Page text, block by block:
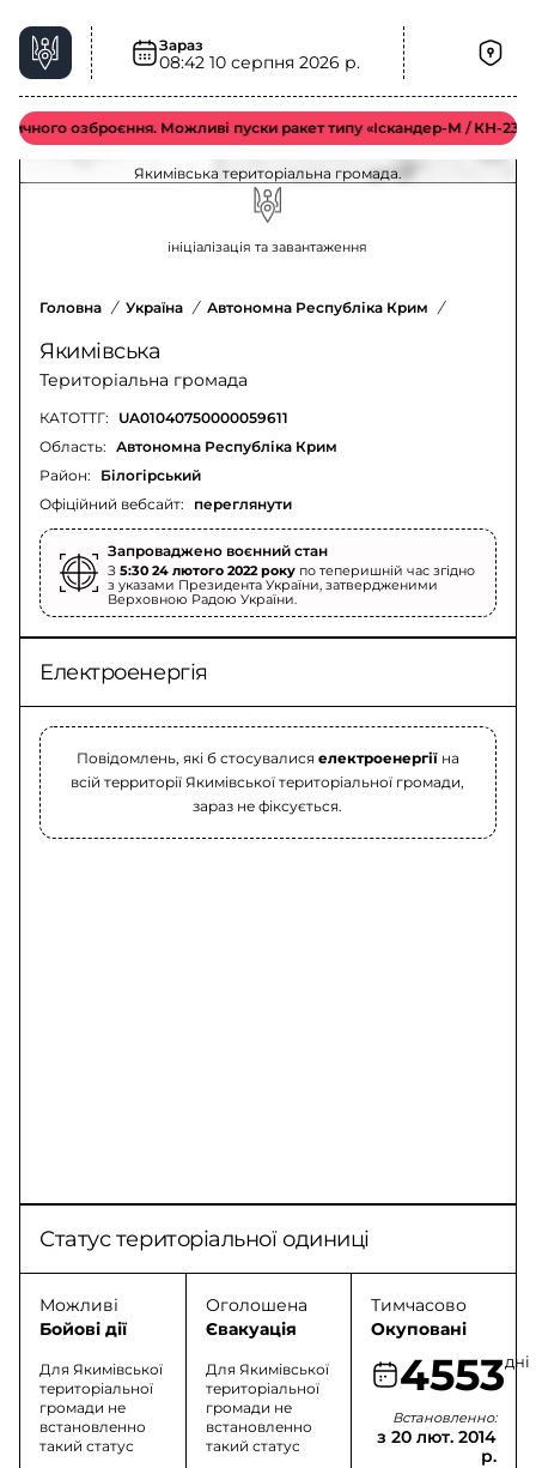
Зараз
08:42 10 серпня 2026 р.
озброєння. Можливі пуски ракет типу «Іскандер-М / КН-23 / С-
Електроенергія у Якимівська територіальна
громада – актуальна ситуація
Оновлення щодо відключення електроенергії у
Якимівська територіальна громада.
ініціалізація та завантаження
Головна / Україна / Автономна Республіка Крим /
Якимівська
Територіальна громада
КАТОТТГ: UA01040750000059611
Офіційний вебсайт: переглянути
Область: Автономна Республіка Крим
Район:
Білогірський
Запроваджено воєнний стан
З 5:30 24 лютого 2022 року по теперишній час згідно
з указами Президента України, затвердженими
Верховною Радою України.
Електроенергія
Повідомлень, які б стосувалися електроенергіїна
всій территорії Якимівської територіальної громади,
зараз не фіксується.
Статус територіальної одиниці
Можливі
Бойові дії
Для Якимівської
територіальної
громади не
встановленно
такий статус
Оголошена
Євакуація
Для Якимівської
територіальної
громади не
встановленно
такий статус
Тимчасово
Окуповані
4553дні
Встановленно:
з 20 лют. 2014
р.